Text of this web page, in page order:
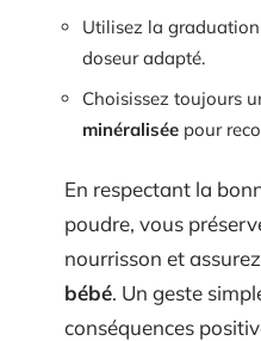
Utilisez la
doseur adapté.
Choisissez toujours
minéralisée pour
En respectant la
poudre, vous
nourrisson et
bébé. Un geste
conséquences